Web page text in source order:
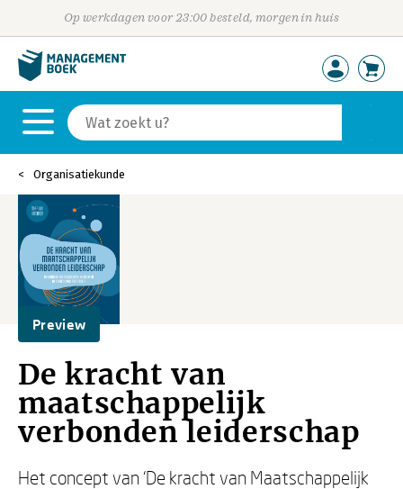
Op werkdagen voor 23:00 besteld, morgen in huis
Organisatiekunde
Preview
De kracht van
maatschappelijk
verbonden leiderschap
Het concept van ‘De kracht van Maatschappelijk